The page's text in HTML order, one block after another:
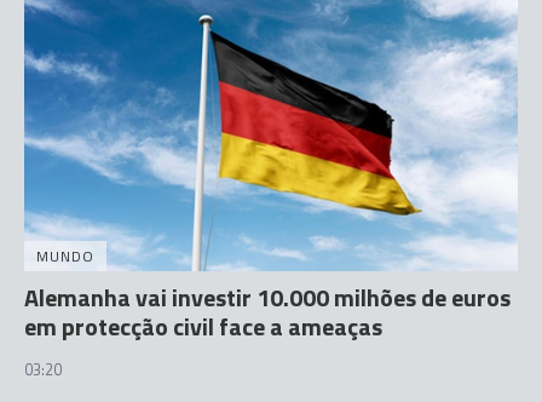
MUNDO
Alemanha vai investir 10.000 milhões de euros
em protecção civil face a ameaças
03:20